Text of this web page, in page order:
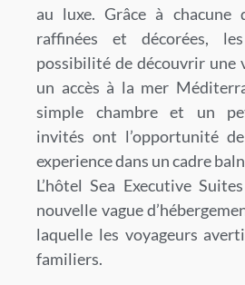
au luxe. Grâce à chacune
raffinées et décorées,
possibilité de découvrir une
un accès à la mer
simple chambre et un
invités ont l’opportunité
experience dans un cadre
L’hôtel Sea Executive
nouvelle vague
laquelle les voyageurs
familiers.